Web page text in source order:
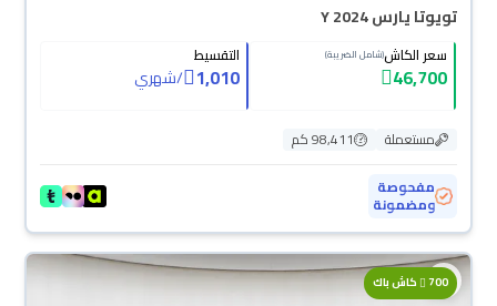
تويوتا يارس Y 2024
سعر الكاش(شامل الضريبة)
46,700
التقسيط
1,010
/شهري
مستعملة
98,411 كم
مفحوصة
ومضمونة
700 كاش باك